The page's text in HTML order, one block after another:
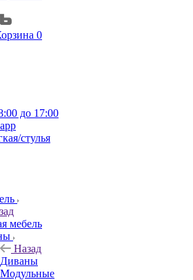
0
до 17:00
стулья
мебель
Назад
Диваны
Модульные